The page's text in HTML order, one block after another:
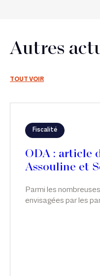
Autres
TOUT VOIR
Fiscalité
Parmi les
envisagées par les
ODA : article
Assouline et